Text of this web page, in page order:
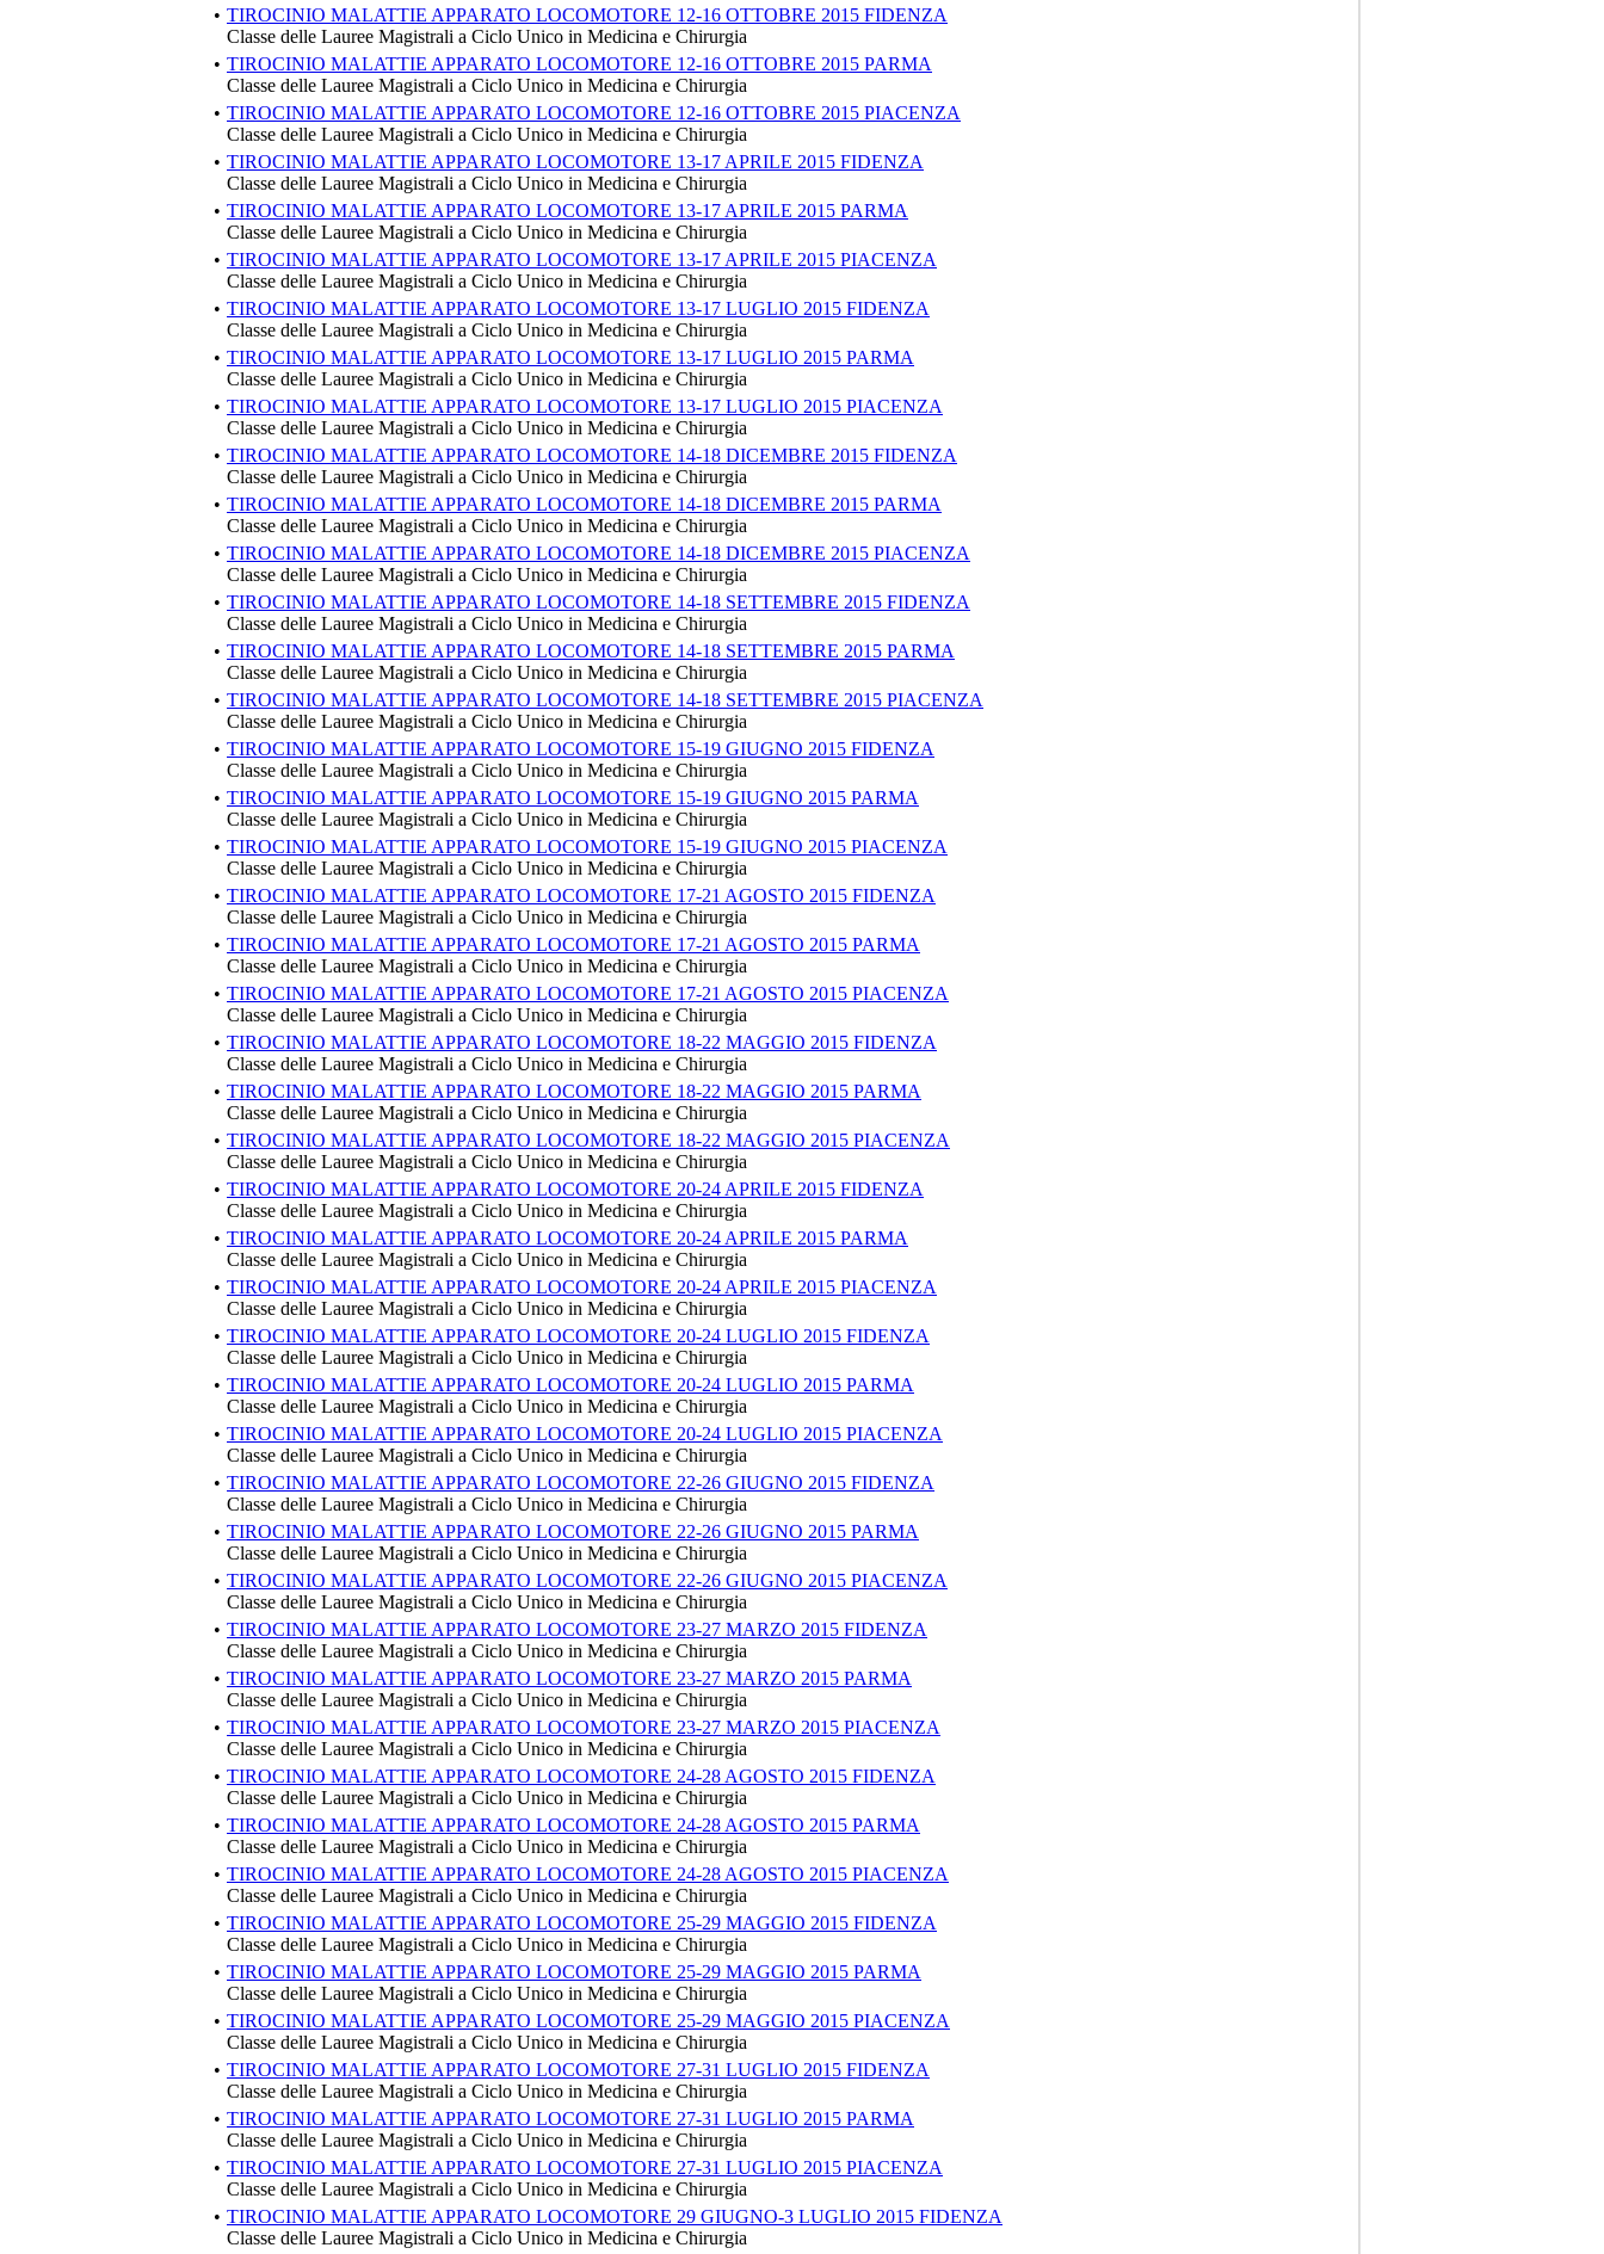
• TIROCINIO MALATTIE APPARATO LOCOMOTORE 12-16 OTTOBRE 2015 FIDENZA
Classe delle Lauree Magistrali a Ciclo Unico in Medicina e Chirurgia
• TIROCINIO MALATTIE APPARATO LOCOMOTORE 12-16 OTTOBRE 2015 PARMA
Classe delle Lauree Magistrali a Ciclo Unico in Medicina e Chirurgia
• TIROCINIO MALATTIE APPARATO LOCOMOTORE 12-16 OTTOBRE 2015 PIACENZA
Classe delle Lauree Magistrali a Ciclo Unico in Medicina e Chirurgia
• TIROCINIO MALATTIE APPARATO LOCOMOTORE 13-17 APRILE 2015 FIDENZA
Classe delle Lauree Magistrali a Ciclo Unico in Medicina e Chirurgia
• TIROCINIO MALATTIE APPARATO LOCOMOTORE 13-17 APRILE 2015 PARMA
Classe delle Lauree Magistrali a Ciclo Unico in Medicina e Chirurgia
• TIROCINIO MALATTIE APPARATO LOCOMOTORE 13-17 APRILE 2015 PIACENZA
Classe delle Lauree Magistrali a Ciclo Unico in Medicina e Chirurgia
• TIROCINIO MALATTIE APPARATO LOCOMOTORE 13-17 LUGLIO 2015 FIDENZA
Classe delle Lauree Magistrali a Ciclo Unico in Medicina e Chirurgia
• TIROCINIO MALATTIE APPARATO LOCOMOTORE 13-17 LUGLIO 2015 PARMA
Classe delle Lauree Magistrali a Ciclo Unico in Medicina e Chirurgia
• TIROCINIO MALATTIE APPARATO LOCOMOTORE 13-17 LUGLIO 2015 PIACENZA
Classe delle Lauree Magistrali a Ciclo Unico in Medicina e Chirurgia
• TIROCINIO MALATTIE APPARATO LOCOMOTORE 14-18 DICEMBRE 2015 FIDENZA
Classe delle Lauree Magistrali a Ciclo Unico in Medicina e Chirurgia
• TIROCINIO MALATTIE APPARATO LOCOMOTORE 14-18 DICEMBRE 2015 PARMA
Classe delle Lauree Magistrali a Ciclo Unico in Medicina e Chirurgia
• TIROCINIO MALATTIE APPARATO LOCOMOTORE 14-18 DICEMBRE 2015 PIACENZA
Classe delle Lauree Magistrali a Ciclo Unico in Medicina e Chirurgia
• TIROCINIO MALATTIE APPARATO LOCOMOTORE 14-18 SETTEMBRE 2015 FIDENZA
Classe delle Lauree Magistrali a Ciclo Unico in Medicina e Chirurgia
• TIROCINIO MALATTIE APPARATO LOCOMOTORE 14-18 SETTEMBRE 2015 PARMA
Classe delle Lauree Magistrali a Ciclo Unico in Medicina e Chirurgia
• TIROCINIO MALATTIE APPARATO LOCOMOTORE 14-18 SETTEMBRE 2015 PIACENZA
Classe delle Lauree Magistrali a Ciclo Unico in Medicina e Chirurgia
• TIROCINIO MALATTIE APPARATO LOCOMOTORE 15-19 GIUGNO 2015 FIDENZA
Classe delle Lauree Magistrali a Ciclo Unico in Medicina e Chirurgia
• TIROCINIO MALATTIE APPARATO LOCOMOTORE 15-19 GIUGNO 2015 PARMA
Classe delle Lauree Magistrali a Ciclo Unico in Medicina e Chirurgia
• TIROCINIO MALATTIE APPARATO LOCOMOTORE 15-19 GIUGNO 2015 PIACENZA
Classe delle Lauree Magistrali a Ciclo Unico in Medicina e Chirurgia
• TIROCINIO MALATTIE APPARATO LOCOMOTORE 17-21 AGOSTO 2015 FIDENZA
Classe delle Lauree Magistrali a Ciclo Unico in Medicina e Chirurgia
• TIROCINIO MALATTIE APPARATO LOCOMOTORE 17-21 AGOSTO 2015 PARMA
Classe delle Lauree Magistrali a Ciclo Unico in Medicina e Chirurgia
• TIROCINIO MALATTIE APPARATO LOCOMOTORE 17-21 AGOSTO 2015 PIACENZA
Classe delle Lauree Magistrali a Ciclo Unico in Medicina e Chirurgia
• TIROCINIO MALATTIE APPARATO LOCOMOTORE 18-22 MAGGIO 2015 FIDENZA
Classe delle Lauree Magistrali a Ciclo Unico in Medicina e Chirurgia
• TIROCINIO MALATTIE APPARATO LOCOMOTORE 18-22 MAGGIO 2015 PARMA
Classe delle Lauree Magistrali a Ciclo Unico in Medicina e Chirurgia
• TIROCINIO MALATTIE APPARATO LOCOMOTORE 18-22 MAGGIO 2015 PIACENZA
Classe delle Lauree Magistrali a Ciclo Unico in Medicina e Chirurgia
• TIROCINIO MALATTIE APPARATO LOCOMOTORE 20-24 APRILE 2015 FIDENZA
Classe delle Lauree Magistrali a Ciclo Unico in Medicina e Chirurgia
• TIROCINIO MALATTIE APPARATO LOCOMOTORE 20-24 APRILE 2015 PARMA
Classe delle Lauree Magistrali a Ciclo Unico in Medicina e Chirurgia
• TIROCINIO MALATTIE APPARATO LOCOMOTORE 20-24 APRILE 2015 PIACENZA
Classe delle Lauree Magistrali a Ciclo Unico in Medicina e Chirurgia
• TIROCINIO MALATTIE APPARATO LOCOMOTORE 20-24 LUGLIO 2015 FIDENZA
Classe delle Lauree Magistrali a Ciclo Unico in Medicina e Chirurgia
• TIROCINIO MALATTIE APPARATO LOCOMOTORE 20-24 LUGLIO 2015 PARMA
Classe delle Lauree Magistrali a Ciclo Unico in Medicina e Chirurgia
• TIROCINIO MALATTIE APPARATO LOCOMOTORE 20-24 LUGLIO 2015 PIACENZA
Classe delle Lauree Magistrali a Ciclo Unico in Medicina e Chirurgia
• TIROCINIO MALATTIE APPARATO LOCOMOTORE 22-26 GIUGNO 2015 FIDENZA
Classe delle Lauree Magistrali a Ciclo Unico in Medicina e Chirurgia
• TIROCINIO MALATTIE APPARATO LOCOMOTORE 22-26 GIUGNO 2015 PARMA
Classe delle Lauree Magistrali a Ciclo Unico in Medicina e Chirurgia
• TIROCINIO MALATTIE APPARATO LOCOMOTORE 22-26 GIUGNO 2015 PIACENZA
Classe delle Lauree Magistrali a Ciclo Unico in Medicina e Chirurgia
• TIROCINIO MALATTIE APPARATO LOCOMOTORE 23-27 MARZO 2015 FIDENZA
Classe delle Lauree Magistrali a Ciclo Unico in Medicina e Chirurgia
• TIROCINIO MALATTIE APPARATO LOCOMOTORE 23-27 MARZO 2015 PARMA
Classe delle Lauree Magistrali a Ciclo Unico in Medicina e Chirurgia
• TIROCINIO MALATTIE APPARATO LOCOMOTORE 23-27 MARZO 2015 PIACENZA
Classe delle Lauree Magistrali a Ciclo Unico in Medicina e Chirurgia
• TIROCINIO MALATTIE APPARATO LOCOMOTORE 24-28 AGOSTO 2015 FIDENZA
Classe delle Lauree Magistrali a Ciclo Unico in Medicina e Chirurgia
• TIROCINIO MALATTIE APPARATO LOCOMOTORE 24-28 AGOSTO 2015 PARMA
Classe delle Lauree Magistrali a Ciclo Unico in Medicina e Chirurgia
• TIROCINIO MALATTIE APPARATO LOCOMOTORE 24-28 AGOSTO 2015 PIACENZA
Classe delle Lauree Magistrali a Ciclo Unico in Medicina e Chirurgia
• TIROCINIO MALATTIE APPARATO LOCOMOTORE 25-29 MAGGIO 2015 FIDENZA
Classe delle Lauree Magistrali a Ciclo Unico in Medicina e Chirurgia
• TIROCINIO MALATTIE APPARATO LOCOMOTORE 25-29 MAGGIO 2015 PARMA
Classe delle Lauree Magistrali a Ciclo Unico in Medicina e Chirurgia
• TIROCINIO MALATTIE APPARATO LOCOMOTORE 25-29 MAGGIO 2015 PIACENZA
Classe delle Lauree Magistrali a Ciclo Unico in Medicina e Chirurgia
• TIROCINIO MALATTIE APPARATO LOCOMOTORE 27-31 LUGLIO 2015 FIDENZA
Classe delle Lauree Magistrali a Ciclo Unico in Medicina e Chirurgia
• TIROCINIO MALATTIE APPARATO LOCOMOTORE 27-31 LUGLIO 2015 PARMA
Classe delle Lauree Magistrali a Ciclo Unico in Medicina e Chirurgia
• TIROCINIO MALATTIE APPARATO LOCOMOTORE 27-31 LUGLIO 2015 PIACENZA
Classe delle Lauree Magistrali a Ciclo Unico in Medicina e Chirurgia
• TIROCINIO MALATTIE APPARATO LOCOMOTORE 29 GIUGNO-3 LUGLIO 2015 FIDENZA
Classe delle Lauree Magistrali a Ciclo Unico in Medicina e Chirurgia